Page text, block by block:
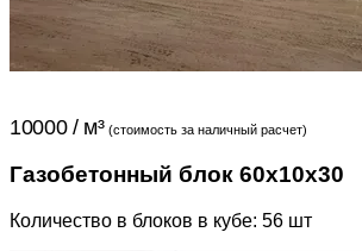
10000 / м³ (стоимость за наличный расчет)
Газобетонный блок 60x10x30
Количество в блоков в кубе: 56 шт